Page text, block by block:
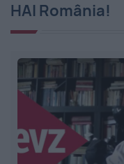
HAI România!